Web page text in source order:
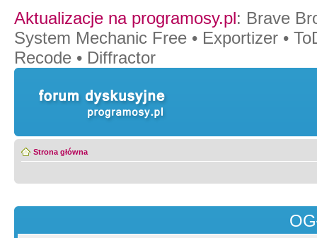
Aktualizacje na programosy.pl: Brave
System Mechanic Free • Exportizer •
Recode • Diffractor
Strona główna